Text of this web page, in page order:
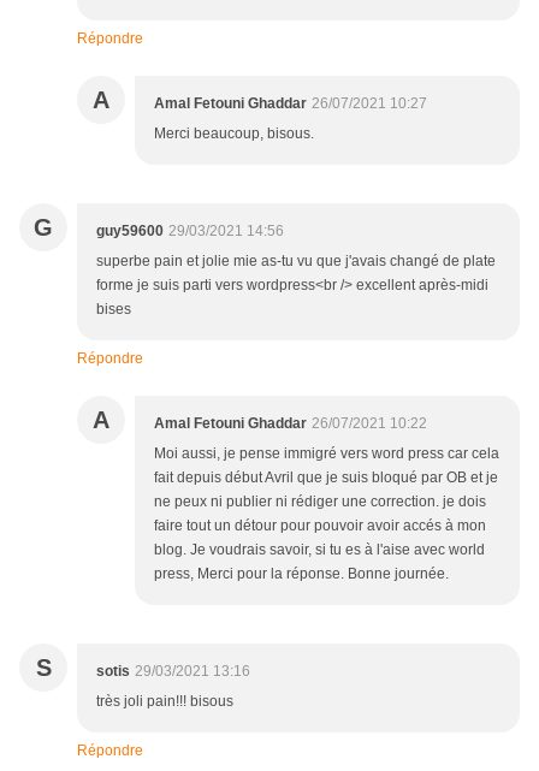
Répondre
A Amal Fetouni Ghaddar 26/07/2021 10:27
Merci beaucoup, bisous.
G guy59600 29/03/2021 14:56
superbe pain et jolie mie as-tu vu que j'avais changé de plate
forme je suis parti vers wordpress<br /> excellent après-midi
bises
Répondre
A Amal Fetouni Ghaddar 26/07/2021 10:22
Moi aussi, je pense immigré vers word press car cela
fait depuis début Avril que je suis bloqué par OB et je
ne peux ni publier ni rédiger une correction. je dois
faire tout un détour pour pouvoir avoir accés à mon
blog. Je voudrais savoir, si tu es à l'aise avec world
press, Merci pour la réponse. Bonne journée.
S sotis 29/03/2021 13:16
très joli pain!!! bisous
Répondre